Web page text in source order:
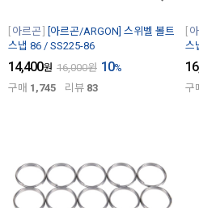
아르곤
[아르곤/ARGON] 스위벨 볼트
스냅 86 / SS225-86
14,400원 16,000원 10%
구매 1,745 리뷰 83
스
구